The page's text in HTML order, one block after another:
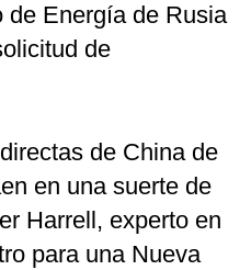
de Energía de Rusia
de
de China de
en una suerte de
Harrell, experto en
para una Nueva